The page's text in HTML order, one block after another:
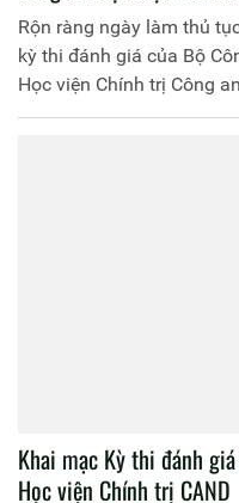
Rộn ràng ngày làm thủ
kỳ thi đánh giá của Bộ
Học viện Chính trị Công
Khai mạc Kỳ thi đánh
Học viện Chính trị CAND